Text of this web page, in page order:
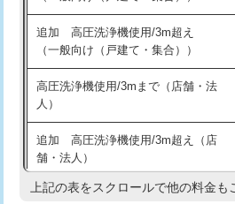
廃棄・処分
※給水管工事は20mmまでの価格で
給水管工事※（支持金具設置)
給水管工事※（保温材使用（バンド止
め込み）)
給水管工事※（土の掘削・埋め戻し作
業)
給水管工事※（塩ビ管（VP・HI）使
用/3ｍまで)
追加 高圧洗浄機使用/3m超え
（一般向け（戸建て・集合））
高圧洗浄機使用/3mまで（店舗・法
人）
追加 高圧洗浄機使用/3m超え（店
舗・法人）
高度高圧洗浄換
上記の表をスクロールで他の料金も